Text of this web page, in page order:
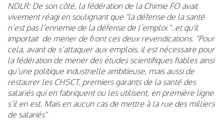
NDLR: De son côté, la fédération de la Chimie FO avait
vivement réagi en soulignant que "la défense de la santé
n’est pas l’ennemie de la défense de l’emploi."..et qu'il
importait de mener de front ces deux revendications. "Pour
cela, avant de s’attaquer aux emplois, il est nécessaire pour
la fédération de mener des études scientifiques fiables ainsi
qu’une politique industrielle ambitieuse, mais aussi de
restaurer les CHSCT, premiers garants de la santé des
salariés qui en fabriquent ou les utilisent, en première ligne
s’il en est. Mais en aucun cas de mettre à la rue des milliers
de salariés"